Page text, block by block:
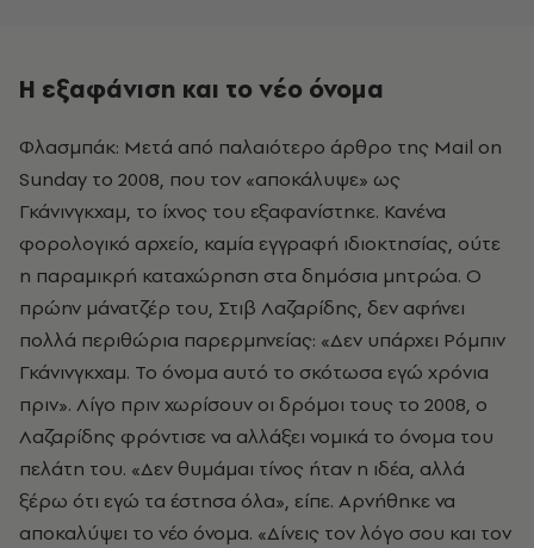
Η εξαφάνιση και το νέο όνομα
Φλασμπάκ: Μετά από παλαιότερο άρθρο της Mail on
Sunday το 2008, που τον «αποκάλυψε» ως
Γκάνινγκχαμ, το ίχνος του εξαφανίστηκε. Κανένα
φορολογικό αρχείο, καμία εγγραφή ιδιοκτησίας, ούτε
η παραμικρή καταχώρηση στα δημόσια μητρώα. Ο
πρώην μάνατζέρ του, Στιβ Λαζαρίδης, δεν αφήνει
πολλά περιθώρια παρερμηνείας: «Δεν υπάρχει Ρόμπιν
Γκάνινγκχαμ. Το όνομα αυτό το σκότωσα εγώ χρόνια
πριν». Λίγο πριν χωρίσουν οι δρόμοι τους το 2008, ο
Λαζαρίδης φρόντισε να αλλάξει νομικά το όνομα του
πελάτη του. «Δεν θυμάμαι τίνος ήταν η ιδέα, αλλά
ξέρω ότι εγώ τα έστησα όλα», είπε. Αρνήθηκε να
αποκαλύψει το νέο όνομα. «Δίνεις τον λόγο σου και τον